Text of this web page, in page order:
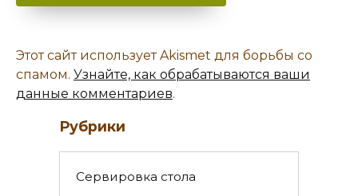
Этот сайт использует Akismet для борьбы со
спамом. Узнайте, как обрабатываются ваши
данные комментариев.
Рубрики
Cервировка стола